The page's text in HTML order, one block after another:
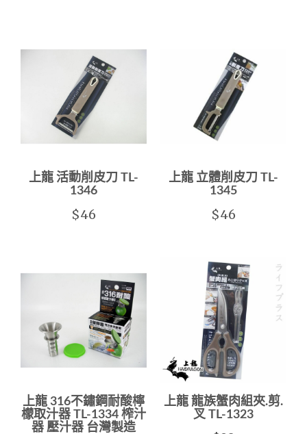
上龍 活動削皮刀 TL-
1346
$46
上龍 立體削皮刀 TL-
1345
$46
上龍 316不鏽鋼耐酸檸
檬取汁器 TL-1334 榨汁
器 壓汁器 台灣製造
上龍 龍族蟹肉組夾.剪.
叉 TL-1323